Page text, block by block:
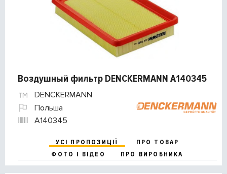
Воздушный фильтр DENCKERMANN A140345
DENCKERMANN
Польша
A140345
УСІ ПРОПОЗИЦІЇ
ПРО ТОВАР
ФОТО І ВІДЕО
ПРО ВИРОБНИКА